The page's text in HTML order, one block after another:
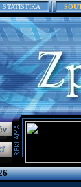
STATISTIKA